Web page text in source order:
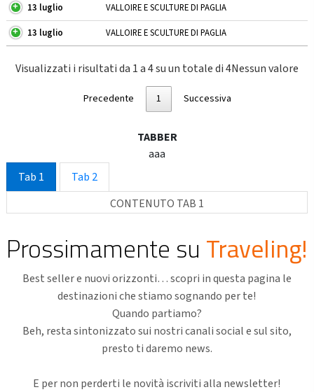
13 luglio
VALLOIRE E SCULTURE DI PAGLIA
13 luglio
VALLOIRE E SCULTURE DI PAGLIA
Visualizzati i risultati da 1 a 4 su un totale di 4Nessun valore
Precedente 1 Successiva
TABBER
aaa
Tab 1
Tab 2
CONTENUTO TAB 1
Prossimamente suTraveling!
Best seller e nuovi orizzonti… scopri in questa pagina le
destinazioni che stiamo sognando per te!
Quando partiamo?
Beh, resta sintonizzato sui nostri canali social e sul sito,
presto ti daremo news.
E per non perderti le novità iscriviti alla newsletter!